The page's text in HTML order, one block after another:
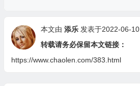
本文由 添乐 发表于2022-06-10
转载请务必保留本文链接：
https://www.chaolen.com/383.html